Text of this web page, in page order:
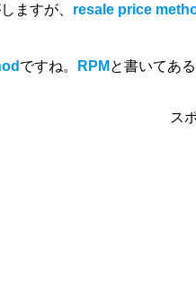
ますが、 resale price
ですね。 RPM と書いてあ
ス